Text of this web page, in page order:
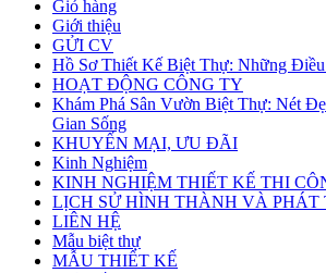
Giỏ hàng
Giới thiệu
GỬI CV
Hồ Sơ Thiết Kế Biệt Thự: Những
HOẠT ĐỘNG CÔNG TY
Khám Phá Sân Vườn Biệt Thự: Nét
Gian Sống
KHUYẾN MẠI, ƯU ĐÃI
Kinh Nghiệm
KINH NGHIỆM THIẾT KẾ THI
LỊCH SỬ HÌNH THÀNH VÀ PHÁT
LIÊN HỆ
Mẫu biệt thự
MẪU THIẾT KẾ